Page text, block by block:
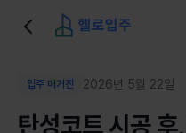
입주 매거진 2026년 5월 22일
탄성코트 시공